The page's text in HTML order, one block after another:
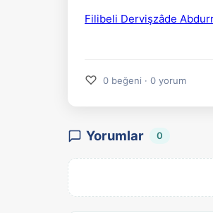
Filibeli Dervişzâde
♡ 0 beğeni · 0 yorum
Yorumlar 0